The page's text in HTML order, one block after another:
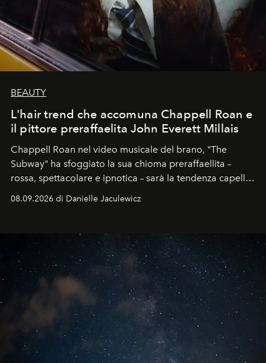
BEAUTY
L'hair trend che accomuna Chappell Roan e
il pittore preraffaelita John Everett Millais
Chappell Roan nel video musicale del brano, "The
Subway" ha sfoggiato la sua chioma preraffaellita –
rossa, spettacolare e ipnotica – sarà la tendenza capelli
dell'autunno?
08.09.2026 di Danielle Jaculewicz